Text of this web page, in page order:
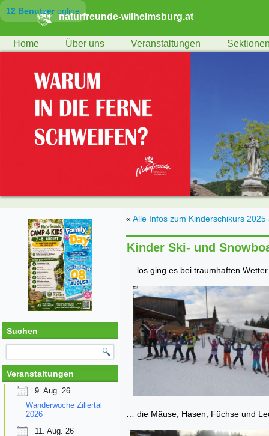
12 Benutzeronline
naturfreunde-wilhelmsburg.at
Home Über uns Veranstaltungen
Suchen
Veranstaltungen
9. Aug. 26
Wanderwoche Zillertal
2026
11. Aug. 26
« Alle Infos zum Kinderschikurs 2025
Kinder Ski- und
… los ging es bei traumhaften
… die Mäuse, Hasen, Füchse und